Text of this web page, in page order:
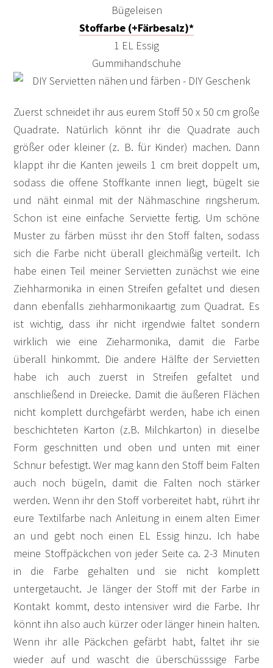
Bügeleisen
Stoffarbe (+Färbesalz)*
1 EL Essig
Gummihandschuhe
Zuerst schneidet ihr aus eurem Stoff 50 x 50 cm große
Quadrate. Natürlich könnt ihr die Quadrate auch
größer oder kleiner (z. B. für Kinder) machen. Dann
klappt ihr die Kanten jeweils 1 cm breit doppelt um,
sodass die offene Stoffkante innen liegt, bügelt sie
und näht einmal mit der Nähmaschine ringsherum.
Schon ist eine einfache Serviette fertig. Um schöne
Muster zu färben müsst ihr den Stoff falten, sodass
sich die Farbe nicht überall gleichmäßig verteilt. Ich
habe einen Teil meiner Servietten zunächst wie eine
Ziehharmonika in einen Streifen gefaltet und diesen
dann ebenfalls ziehharmonikaartig zum Quadrat. Es
ist wichtig, dass ihr nicht irgendwie faltet sondern
wirklich wie eine Zieharmonika, damit die Farbe
überall hinkommt. Die andere Hälfte der Servietten
habe ich auch zuerst in Streifen gefaltet und
anschließend in Dreiecke. Damit die äußeren Flächen
nicht komplett durchgefärbt werden, habe ich einen
beschichteten Karton (z.B. Milchkarton) in dieselbe
Form geschnitten und oben und unten mit einer
Schnur befestigt. Wer mag kann den Stoff beim Falten
auch noch bügeln, damit die Falten noch stärker
werden. Wenn ihr den Stoff vorbereitet habt, rührt ihr
eure Textilfarbe nach Anleitung in einem alten Eimer
an und gebt noch einen EL Essig hinzu. Ich habe
meine Stoffpäckchen von jeder Seite ca. 2-3 Minuten
in die Farbe gehalten und sie nicht komplett
untergetaucht. Je länger der Stoff mit der Farbe in
Kontakt kommt, desto intensiver wird die Farbe. Ihr
könnt ihn also auch kürzer oder länger hinein halten.
Wenn ihr alle Päckchen gefärbt habt, faltet ihr sie
wieder auf und wascht die überschüsssige Farbe